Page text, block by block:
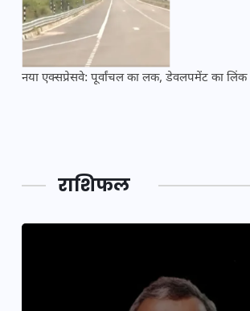
नया एक्सप्रेसवे: पूर्वांचल का लक, डेवलपमेंट का लिंक
राशिफल